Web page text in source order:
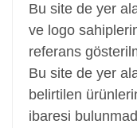
Bu site de yer
ve logo
referans
Bu site de yer
belirtilen
ibaresi